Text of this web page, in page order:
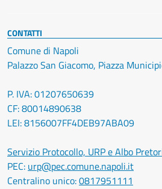
CONTATTI
Comune di Napoli
Palazzo San Giacomo, Piazza
P. IVA: 01207650639
CF: 80014890638
LEI: 8156007FF4DEB97ABA09
Servizio Protocollo, URP e Albo
PEC: urp@pec.comune.napoli.it
Centralino unico:0817951111